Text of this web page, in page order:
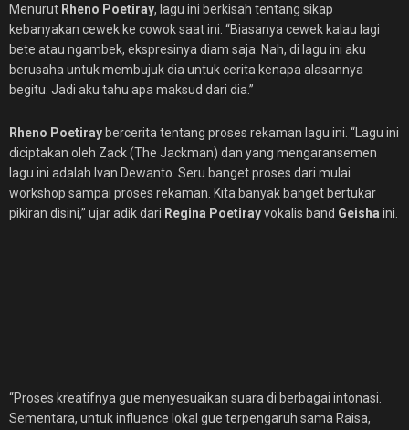
Menurut Rheno Poetiray, lagu ini berkisah tentang sikap
kebanyakan cewek ke cowok saat ini. “Biasanya cewek kalau lagi
bete atau ngambek, ekspresinya diam saja. Nah, di lagu ini aku
berusaha untuk membujuk dia untuk cerita kenapa alasannya
begitu. Jadi aku tahu apa maksud dari dia.”
Rheno Poetiray bercerita tentang proses rekaman lagu ini. “Lagu ini
diciptakan oleh Zack (The Jackman) dan yang mengaransemen
lagu ini adalah Ivan Dewanto. Seru banget proses dari mulai
workshop sampai proses rekaman. Kita banyak banget bertukar
pikiran disini,” ujar adik dari Regina Poetirayvokalis band Geisha ini.
“Proses kreatifnya gue menyesuaikan suara di berbagai intonasi.
Sementara, untuk influence lokal gue terpengaruh sama Raisa,